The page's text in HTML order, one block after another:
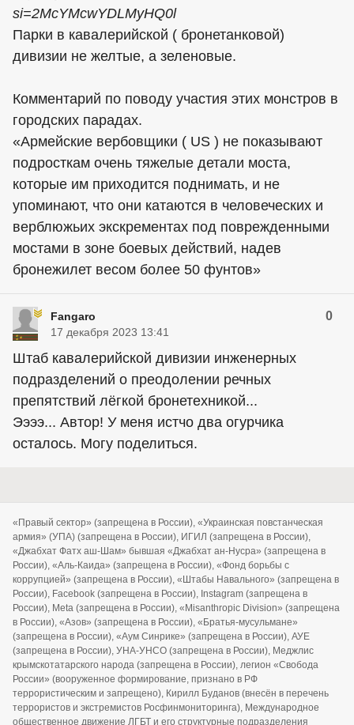
si=2McYMcwYDLMyHQ0l
Парки в кавалерийской ( бронетанковой)
дивизии не желтые, а зеленовые.
Комментарий по поводу участия этих монстров в
городских парадах.
«Армейские вербовщики ( US ) не показывают
подросткам очень тяжелые детали моста,
которые им приходится поднимать, и не
упоминают, что они катаются в человеческих и
верблюжьих экскрементах под поврежденными
мостами в зоне боевых действий, надев
бронежилет весом более 50 фунтов»
Fangaro 0
17 декабря 2023 13:41
Штаб кавалерийской дивизии инженерных
подразделений о преодолении речных
препятствий лёгкой бронетехникой...
Ээээ... Автор! У меня истчо два огурчика
осталось. Могу поделиться.
«Правый сектор» (запрещена в России), «Украинская повстанческая
армия» (УПА) (запрещена в России), ИГИЛ (запрещена в России),
«Джабхат Фатх аш-Шам» бывшая «Джабхат ан-Нусра» (запрещена в
России), «Аль-Каида» (запрещена в России), «Фонд борьбы с
коррупцией» (запрещена в России), «Штабы Навального» (запрещена в
России), Facebook (запрещена в России), Instagram (запрещена в
России), Meta (запрещена в России), «Misanthropic Division» (запрещена
в России), «Азов» (запрещена в России), «Братья-мусульмане»
(запрещена в России), «Аум Синрике» (запрещена в России), АУЕ
(запрещена в России), УНА-УНСО (запрещена в России), Меджлис
крымскотатарского народа (запрещена в России), легион «Свобода
России» (вооруженное формирование, признано в РФ
террористическим и запрещено), Кирилл Буданов (внесён в перечень
террористов и экстремистов Росфинмониторинга), Международное
общественное движение ЛГБТ и его структурные подразделения